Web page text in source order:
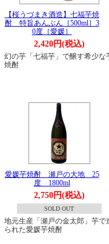
【桜うづまき酒造】七福芋焼
酎 特旨あんぶん［500ml］3
0度［愛媛］
2,420円(税込)
幻の芋「七福芋」で醸す希少な
焼酎
愛媛芋焼酎 瀬戸の大地 25
度 1800ml
2,750円(税込)
SOLD OUT
地元生産「瀬戸の金太郎」芋で
られた愛媛芋焼酎